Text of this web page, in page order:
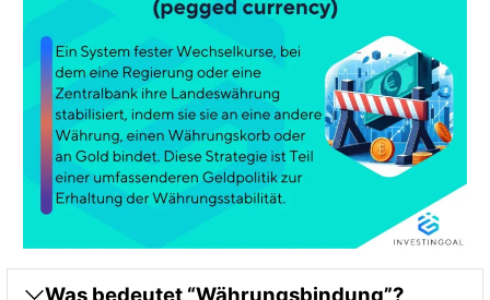
Was bedeutet “Währungsbindung”?